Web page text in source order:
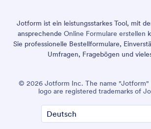
Jotform ist ein leistungsstarkes Tool, mit
ansprechende Online Formulare erstellen
Sie professionelle Bestellformulare,
Umfragen, Fragebögen und
© 2026 Jotform Inc. The name "Jotform"
logo are registered trademarks of